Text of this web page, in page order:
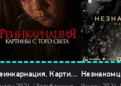
Реинкарнация. Картины с того света (2024)